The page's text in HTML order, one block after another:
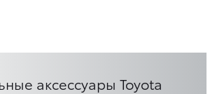
аксессуары Toyota